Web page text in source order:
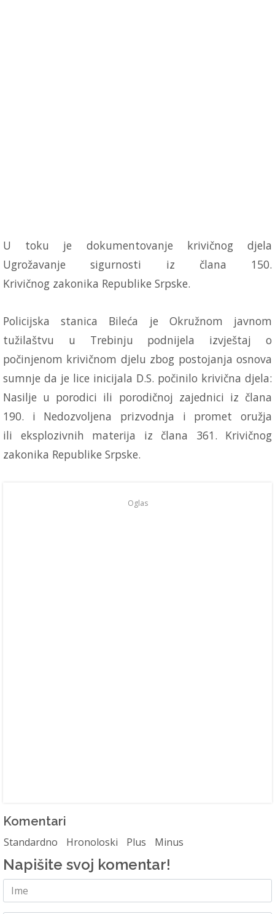
U toku je dokumentovanje krivičnog djela
Ugrožavanje sigurnosti iz člana 150.
Krivičnog zakonika Republike Srpske.
Policijska stanica Bileća je Okružnom javnom
tužilaštvu u Trebinju podnijela izvještaj o
počinjenom krivičnom djelu zbog postojanja osnova
sumnje da je lice inicijala D.S. počinilo krivična djela:
Nasilje u porodici ili porodičnoj zajednici iz člana
190. i Nedozvoljena prizvodnja i promet oružja
ili eksplozivnih materija iz člana 361. Krivičnog
zakonika Republike Srpske.
Oglas
Komentari
Standardno Hronoloski Plus Minus
Napišite svoj komentar!